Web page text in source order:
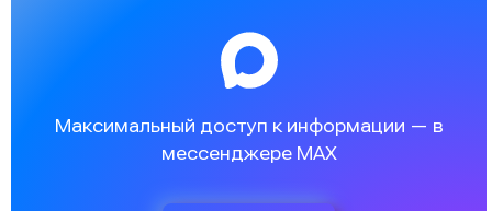
Максимальный доступ к информации — в
мессенджере MAX